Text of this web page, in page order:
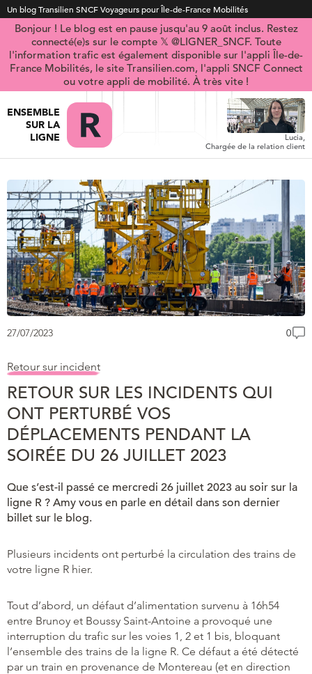
Un blog Transilien SNCF Voyageurs pour Île-de-France Mobilités
Bonjour ! Le blog est en pause jusqu'au 9 août inclus. Restez
connecté(e)s sur le compte 𝕏 @LIGNER_SNCF. Toute
l'information trafic est également disponible sur l'appli Île-de-
France Mobilités, le site Transilien.com, l'appli SNCF Connect
ou votre appli de mobilité. À très vite !
ENSEMBLE
SUR LA
LIGNE
Lucia,
Chargée de la relation client
27/07/2023 0
Retour sur incident
RETOUR SUR LES INCIDENTS QUI
ONT PERTURBÉ VOS
DÉPLACEMENTS PENDANT LA
SOIRÉE DU 26 JUILLET 2023
Que s’est-il passé ce mercredi 26 juillet 2023 au soir sur la
ligne R ? Amy vous en parle en détail dans son dernier
billet sur le blog.
Plusieurs incidents ont perturbé la circulation des trains de
votre ligne R hier.
Tout d’abord, un défaut d’alimentation survenu à 16h54
entre Brunoy et Boussy Saint-Antoine a provoqué une
interruption du trafic sur les voies 1, 2 et 1 bis, bloquant
l’ensemble des trains de la ligne R. Ce défaut a été détecté
par un train en provenance de Montereau (et en direction